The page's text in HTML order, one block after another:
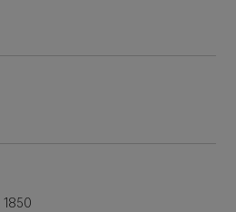
1850